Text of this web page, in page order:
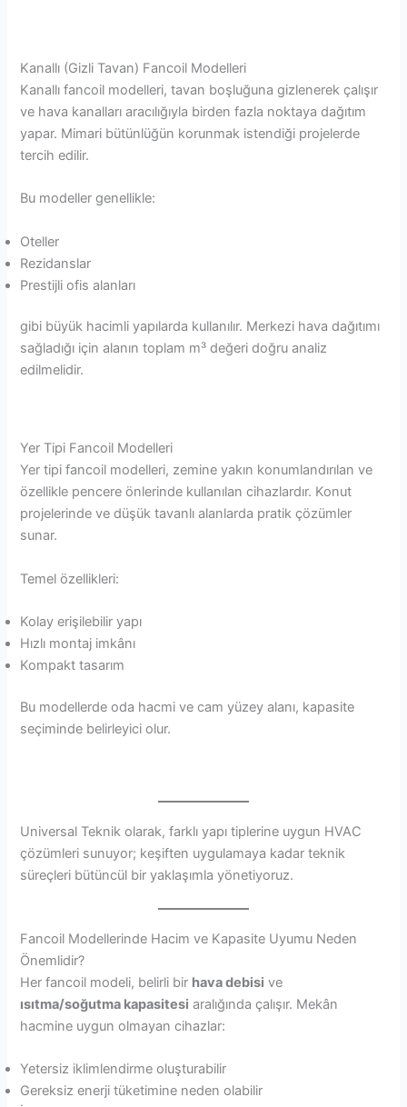
Kanallı (Gizli Tavan) Fancoil Modelleri
Kanallı fancoil modelleri, tavan boşluğuna gizlenerek çalışır
ve hava kanalları aracılığıyla birden fazla noktaya dağıtım
yapar. Mimari bütünlüğün korunmak istendiği projelerde
tercih edilir.
Bu modeller genellikle:
Oteller
Rezidanslar
Prestijli ofis alanları
gibi büyük hacimli yapılarda kullanılır. Merkezi hava dağıtımı
sağladığı için alanın toplam m³ değeri doğru analiz
edilmelidir.
Yer Tipi Fancoil Modelleri
Yer tipi fancoil modelleri, zemine yakın konumlandırılan ve
özellikle pencere önlerinde kullanılan cihazlardır. Konut
projelerinde ve düşük tavanlı alanlarda pratik çözümler
sunar.
Temel özellikleri:
Kolay erişilebilir yapı
Hızlı montaj imkânı
Kompakt tasarım
Bu modellerde oda hacmi ve cam yüzey alanı, kapasite
seçiminde belirleyici olur.
Universal Teknik olarak, farklı yapı tiplerine uygun HVAC
çözümleri sunuyor; keşiften uygulamaya kadar teknik
süreçleri bütüncül bir yaklaşımla yönetiyoruz.
Fancoil Modellerinde Hacim ve Kapasite Uyumu Neden
Önemlidir?
Her fancoil modeli, belirli bir hava debisi ve
ısıtma/soğutma kapasitesi aralığında çalışır. Mekân
hacmine uygun olmayan cihazlar:
Yetersiz iklimlendirme oluşturabilir
Gereksiz enerji tüketimine neden olabilir